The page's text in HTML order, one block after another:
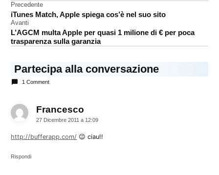
Twitter
Navigazione
articoli
Precedente
iTunes Match, Apple spiega cos’è nel suo sito
Avanti
L’AGCM multa Apple per quasi 1 milione di € per poca
trasparenza sulla garanzia
Partecipa alla conversazione
1 Comment
Francesco
27 Dicembre 2011 a 12:09
http://bufferapp.com/ 😉 ciau!!
Rispondi